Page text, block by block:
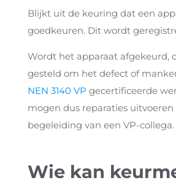
Blijkt uit de keuring dat een
goedkeuren. Dit wordt
Wordt het apparaat afgekeurd,
gesteld om het defect of
NEN 3140 VP gecertificeerde
mogen dus reparaties
begeleiding van een VP-collega.
Wie kan